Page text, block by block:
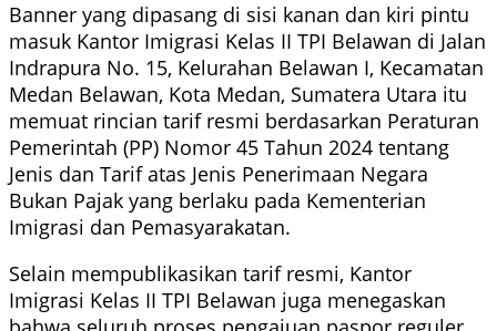
Banner yang dipasang di sisi kanan dan kiri pintu
masuk Kantor Imigrasi Kelas II TPI Belawan di Jalan
Indrapura No. 15, Kelurahan Belawan I, Kecamatan
Medan Belawan, Kota Medan, Sumatera Utara itu
memuat rincian tarif resmi berdasarkan Peraturan
Pemerintah (PP) Nomor 45 Tahun 2024 tentang
Jenis dan Tarif atas Jenis Penerimaan Negara
Bukan Pajak yang berlaku pada Kementerian
Imigrasi dan Pemasyarakatan.
Selain mempublikasikan tarif resmi, Kantor
Imigrasi Kelas II TPI Belawan juga menegaskan